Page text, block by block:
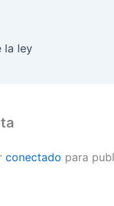
la ley
conectado para